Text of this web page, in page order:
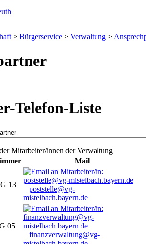
> Bürgerservice > Verwaltung >
Telefon-Liste
Mitarbeiter/innen der Verwaltung
Mail
13
poststelle@vg-
mistelbach.bayern.de
05
finanzverwaltung@vg-